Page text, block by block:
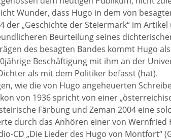
Wunder, dass Hugo in dem von
„Geschichte der Steiermark“ im Artikel
Beurteilung seines
des besagten Bandes kommt Hugo als
Beschäftigung mit ihm an der
als mit dem Politiker befasst (hat).
wie die von Hugo angeheuerten
von 1936 spricht von einer
Färbung und Zeman 2004 eine
durch das Anhören einer von Wernfried
CD „Die Lieder des Hugo von Montfort“